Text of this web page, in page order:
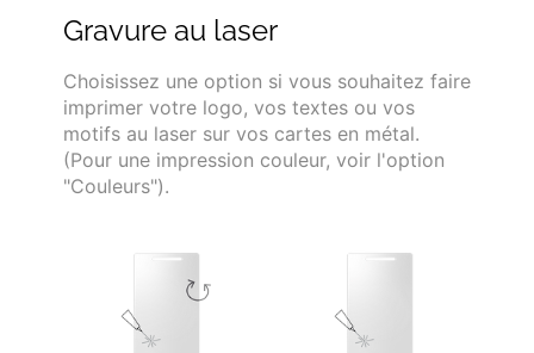
Gravure au laser
Choisissez une option si vous souhaitez faire
imprimer votre logo, vos textes ou vos
motifs au laser sur vos cartes en métal.
(Pour une impression couleur, voir l'option
"Couleurs").